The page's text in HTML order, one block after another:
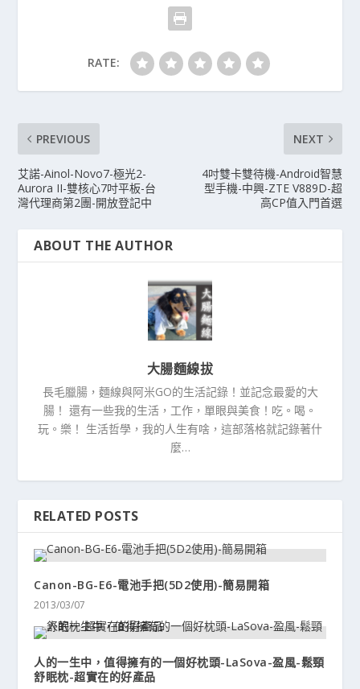
RATE:
PREVIOUS
艾諾-Ainol-Novo7-極光2-
Aurora II-雙核心7吋平板-台
灣代理商第2團-開放登記中
NEXT
4吋雙卡雙待機-Android智慧
型手機-中興-ZTE V889D-超
高CP值入門首選
ABOUT THE AUTHOR
大腸麵線拔
長毛臘腸，麵線與阿米GO的生活記錄！並記念最愛的大
腸！ 還有一些我的生活，工作，單眼與美食！吃。喝。
玩。樂！ 生活哲學，我的人生有啥，這部落格就記錄著什
麼…
RELATED POSTS
Canon-BG-E6-電池手把(5D2使用)-簡易開箱
2013/03/07
人的一生中，值得擁有的一個好枕頭-LaSova-盈風-鬆頸
舒眠枕-超實在的好產品